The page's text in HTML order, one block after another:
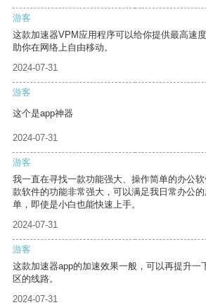
游客
这款加速器VPM应用程序可以给你提供最高速
助你在网络上自由移动。
2024-07-31
游客
这个是app神器
2024-07-31
游客
我一直在寻找一款功能强大、操作简单的办公
款软件的功能非常强大，可以满足我日常办公
单，即使是小白也能快速上手。
2024-07-31
游客
这款加速器app的加速效果一般，可以再提升一
区的线路。
2024-07-31